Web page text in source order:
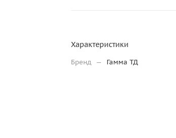
Характеристики
Бренд — Гамма ТД